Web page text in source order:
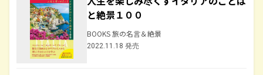
と絶景１００
BOOKS 旅の名言＆絶景
2022.11.18 発売